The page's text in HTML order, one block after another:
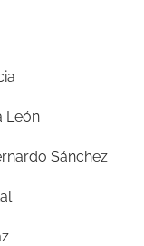
León
Sánchez